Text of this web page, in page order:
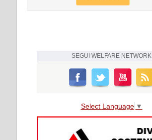
SEGUI WELFARE NETWORK
Select Language ▼